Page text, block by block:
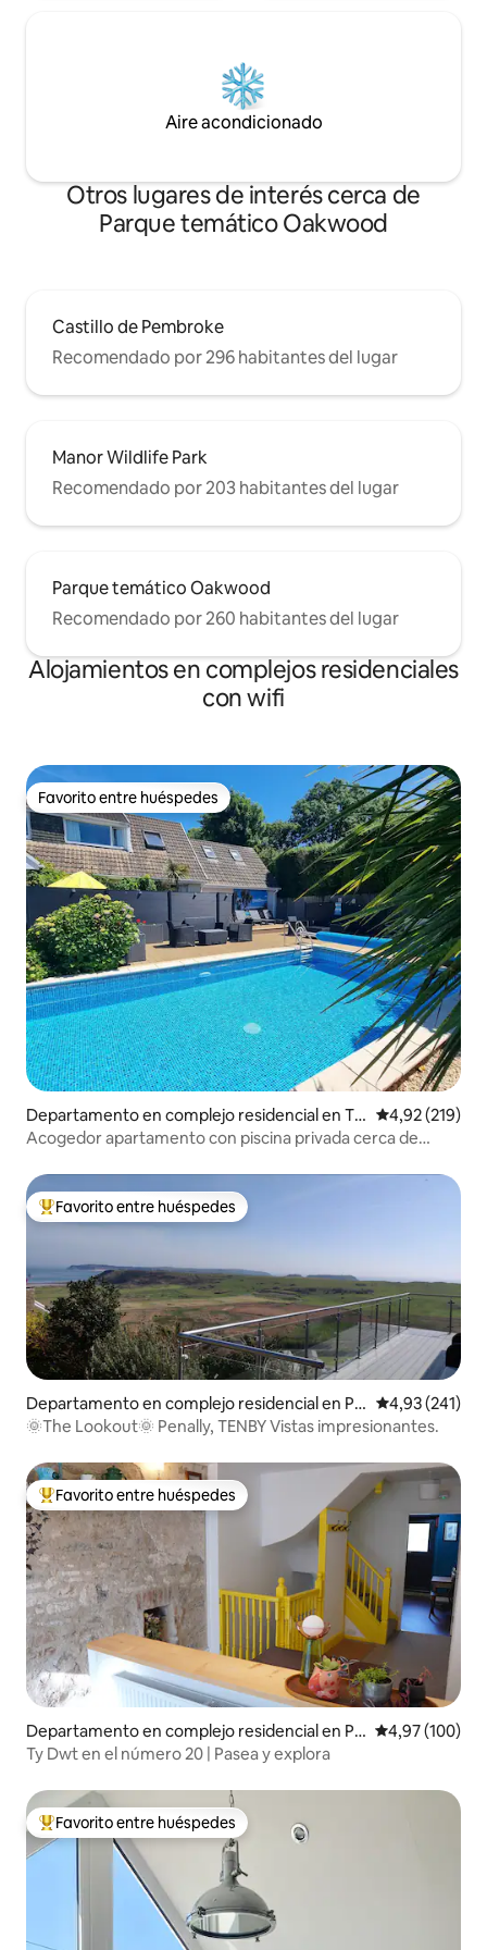
Aire acondicionado
Otros lugares de interés cerca de
Parque temático Oakwood
Castillo de Pembroke
Recomendado por 296 habitantes del lugar
Manor Wildlife Park
Recomendado por 203 habitantes del lugar
Parque temático Oakwood
Recomendado por 260 habitantes del lugar
Alojamientos en complejos residenciales
con wifi
Favorito entre huéspedes
Favorito entre huéspedes
Departamento en complejo residencial en Te
nby
Calificación
4,92 (219)
Acogedor apartamento con piscina privada cerca de
Favorito entre los huéspedes más destacados
Favorito entre huéspedes
Departamento en complejo residencial en Pe
nally
Calificación
4,93 (241)
🌞The Lookout🌞 Penally, TENBY Vistas impresionantes.
Favorito entre los huéspedes más destacados
Favorito entre huéspedes
Departamento en complejo residencial en Pe
mbrokeshire
Calificación
4,97 (100)
Ty Dwt en el número 20 | Pasea y explora
Favorito entre los huéspedes más destacados
Favorito entre huéspedes